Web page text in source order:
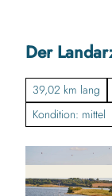
Der
39,02 km lang
Kondition: mittel